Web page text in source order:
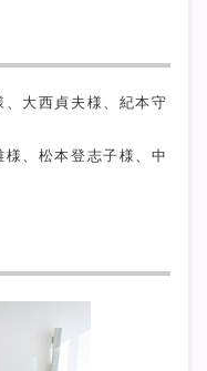
、大西貞夫様、紀本守
、松本登志子様、中